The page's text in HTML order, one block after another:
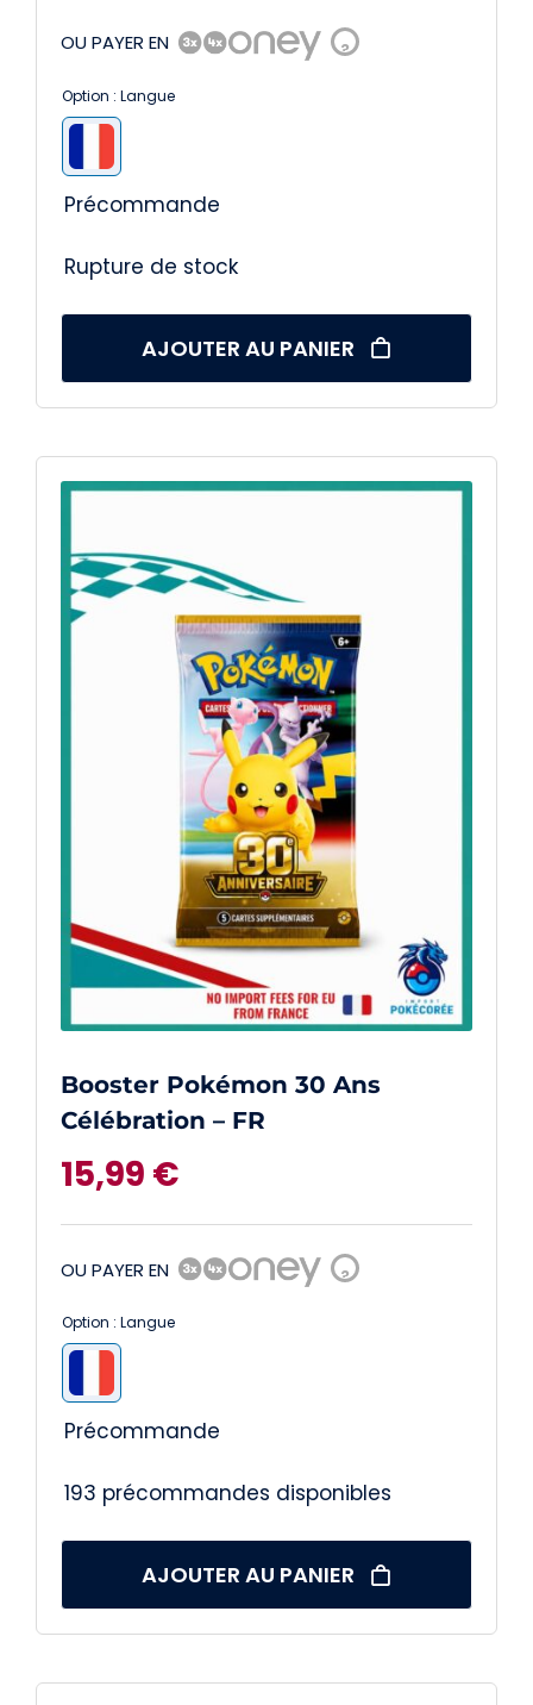
OU PAYER EN ?
Option : Langue
Précommande
Rupture de stock
AJOUTER AU PANIER
Booster Pokémon 30 Ans
Célébration – FR
15,99 €
OU PAYER EN ?
Option : Langue
Précommande
193 précommandes disponibles
AJOUTER AU PANIER